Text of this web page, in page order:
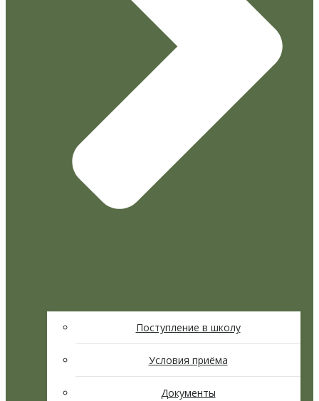
Поступление в школу
Условия приёма
Документы